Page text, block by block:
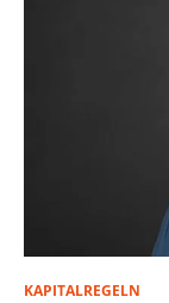
KAPITALREGELN